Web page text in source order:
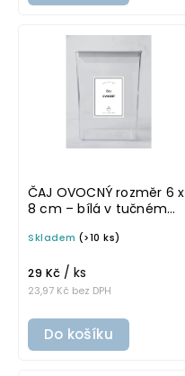
ČAJ OVOCNÝ rozměr 6 x
8 cm – bílá v tučném
samolepka na
Skladem (>10 ks)
23,97 Kč bez DPH
29 Kč / ks
Do košíku